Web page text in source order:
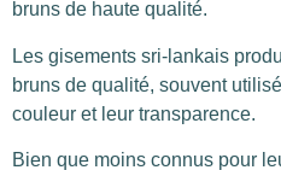
bruns de haute qualité.
Les gisements sri-lankais
bruns de qualité, souvent
couleur et leur transparence.
Bien que moins connus pour